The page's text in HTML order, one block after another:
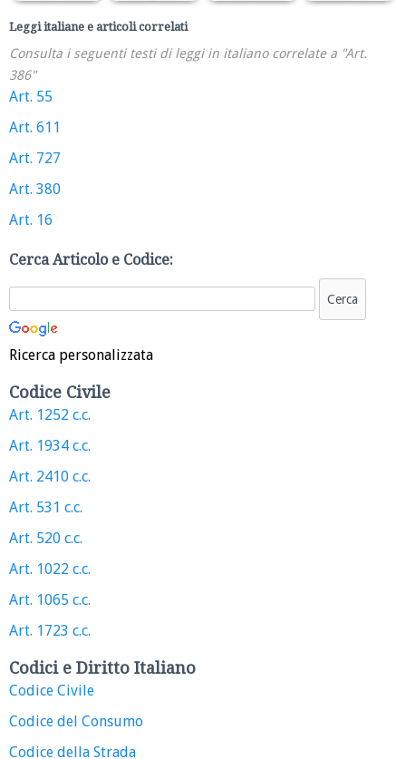
Leggi italiane e articoli correlati
Consulta i seguenti testi di leggi in italiano correlate a "Art.
386"
Art. 55
Art. 611
Art. 727
Art. 380
Art. 16
Cerca Articolo e Codice:
Ricerca personalizzata
Codice Civile
Art. 1252 c.c.
Art. 1934 c.c.
Art. 2410 c.c.
Art. 531 c.c.
Art. 520 c.c.
Art. 1022 c.c.
Art. 1065 c.c.
Art. 1723 c.c.
Codici e Diritto Italiano
Codice Civile
Codice del Consumo
Codice della Strada